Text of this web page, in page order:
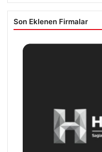
Son Eklenen Firmalar